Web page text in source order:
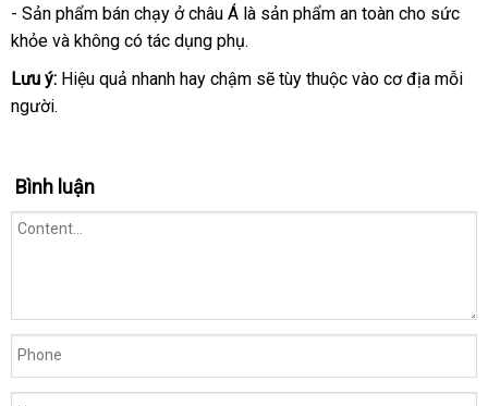
- Sản phẩm bán chạy ở châu Á là sản phẩm an toàn cho sức
khỏe và không có tác dụng phụ.
Lưu ý: Hiệu quả nhanh hay chậm danh
sẽ tùy thuộc vào cơ địa mỗi
người.
Bình luận